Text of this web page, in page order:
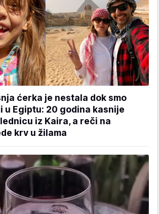
ćerka je nestala dok smo
u Egiptu: 20 godina kasnije
iz Kaira, a reči na
krv u žilama